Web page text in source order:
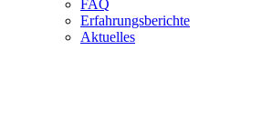
FAQ
Erfahrungsberichte
Aktuelles